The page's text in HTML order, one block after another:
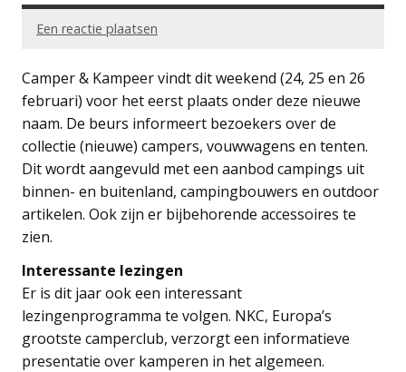
Een reactie plaatsen
Camper & Kampeer vindt dit weekend (24, 25 en 26
februari) voor het eerst plaats onder deze nieuwe
naam. De beurs informeert bezoekers over de
collectie (nieuwe) campers, vouwwagens en tenten.
Dit wordt aangevuld met een aanbod campings uit
binnen- en buitenland, campingbouwers en outdoor
artikelen. Ook zijn er bijbehorende accessoires te
zien.
Interessante lezingen
Er is dit jaar ook een interessant
lezingenprogramma te volgen. NKC, Europa’s
grootste camperclub, verzorgt een informatieve
presentatie over kamperen in het algemeen.